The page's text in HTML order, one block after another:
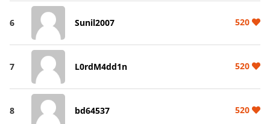
6 Sunil2007 520
7 L0rdM4dd1n 520
8 bd64537 520